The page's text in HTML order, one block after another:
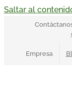
Saltar al
Empresa